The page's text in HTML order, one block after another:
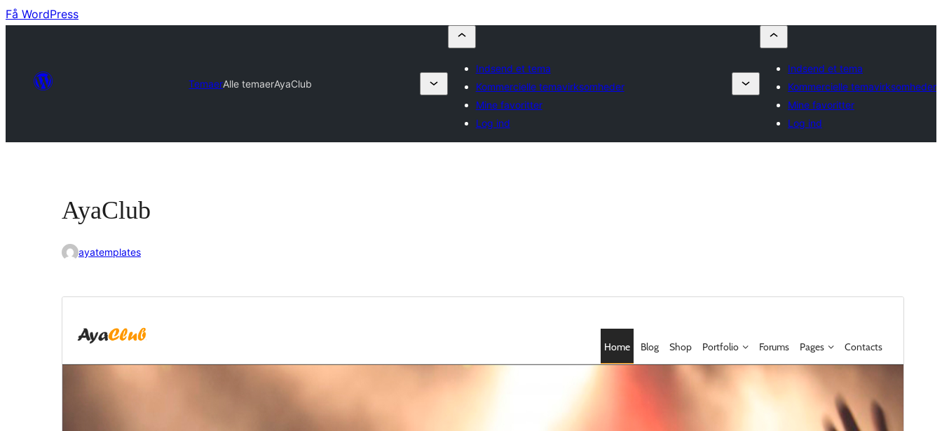
Få WordPress
TemaerAlle temaerAyaClub
Indsend et tema
Kommercielle temavirksomheder
Mine favoritter
Log ind
Indsend et tema
Kommercielle temavirksomheder
Mine favoritter
Log ind
AyaClub
ayatemplates
Sidst opdateret
8. juni 2026
Aktive installationer
90+
7.0